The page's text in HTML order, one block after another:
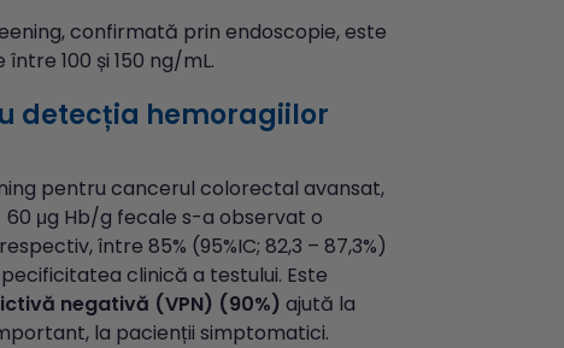
confirmată prin endoscopie, este
100 și 150 ng/mL.
detecția hemoragiilor
pentru cancerul colorectal avansat,
60 μg Hb/g fecale s-a observat o
între 85% (95%IC; 82,3 – 87,3%)
clinică a testului. Este
negativă (VPN) (90%) ajută la
la pacienții simptomatici.